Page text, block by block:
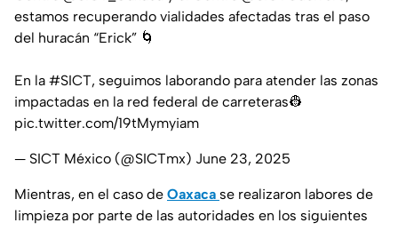
estamos recuperando vialidades afectadas tras el paso
del huracán “Erick” 🌀
En la #SICT, seguimos laborando para atender las zonas
impactadas en la red federal de carreteras👷
pic.twitter.com/19tMymyiam
— SICT México (@SICTmx) June 23, 2025
Mientras, en el caso de Oaxaca se realizaron labores de
limpieza por parte de las autoridades en los siguientes